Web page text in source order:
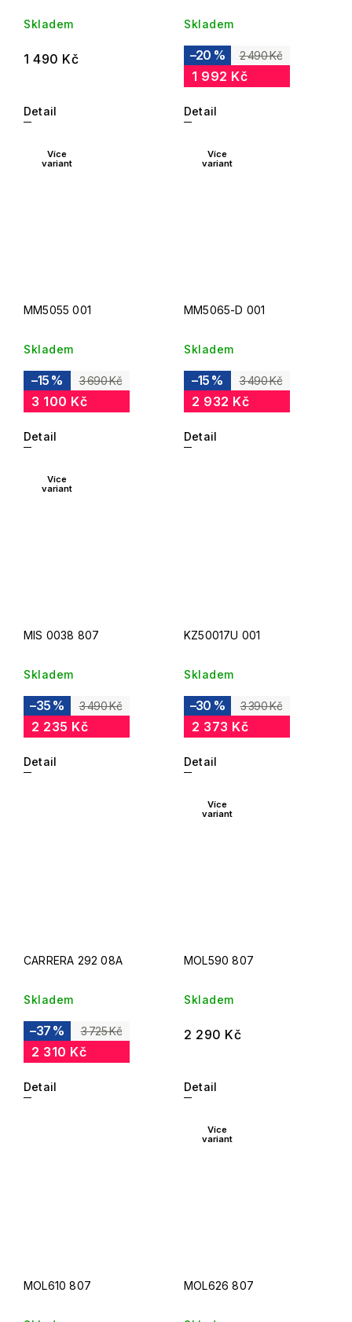
Skladem
1 490 Kč
Detail
Skladem
2 490 Kč
–20 %
1 992 Kč
Detail
Více
variant
MM5055 001
Skladem
3 690 Kč
–15 %
3 100 Kč
Detail
Více
variant
MM5065-D 001
Skladem
3 490 Kč
–15 %
2 932 Kč
Detail
Více
variant
MIS 0038 807
Skladem
3 490 Kč
–35 %
2 235 Kč
Detail
KZ50017U 001
Skladem
3 390 Kč
–30 %
2 373 Kč
Detail
CARRERA 292 08A
Skladem
3 725 Kč
–37 %
2 310 Kč
Detail
Více
variant
MOL590 807
Skladem
2 290 Kč
Detail
MOL610 807
Více
variant
MOL626 807